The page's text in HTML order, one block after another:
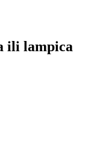
ili lampica